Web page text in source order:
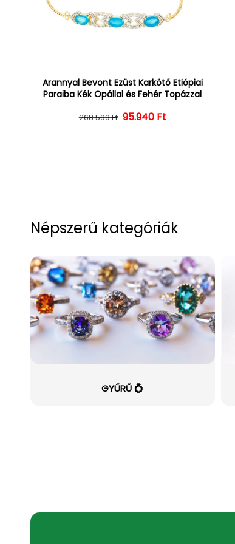
Arannyal Bevont Ezüst Karkötő Etiópiai
Paraiba Kék Opállal és Fehér Topázzal
Normál ár
268.599 Ft Kedvezményes ár
95.940 Ft
Népszerű kategóriák
GYŰRŰ 💍